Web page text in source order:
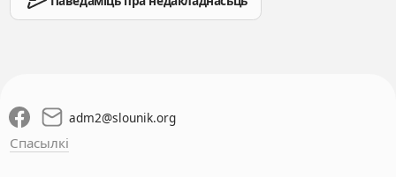
adm2@slounik.org
Спасылкі